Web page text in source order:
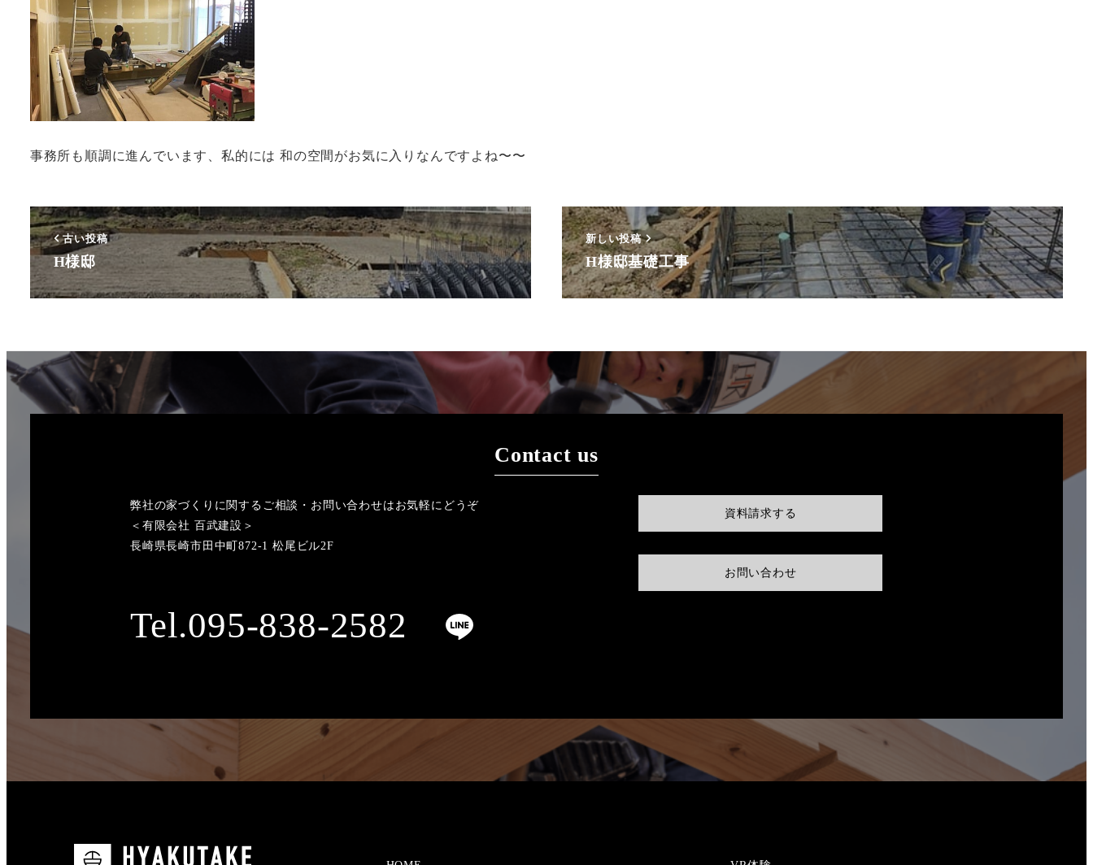
事務所も順調に進んでいます、私的には 和の空間がお気に入りなんですよね〜〜
古い投稿
H様邸
新しい投稿
H様邸基礎工事
Contact us
弊社の家づくりに関するご相談・お問い合わせはお気軽にどうぞ
＜有限会社 百武建設＞
長崎県長崎市田中町872-1 松尾ビル2F
Tel.095-838-2582
資料請求する
お問い合わせ